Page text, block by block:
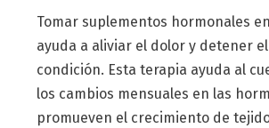
Tomar suplementos hormonales
ayuda a aliviar el dolor y detener
condición. Esta terapia ayuda al
los cambios mensuales en las
promueven el crecimiento de